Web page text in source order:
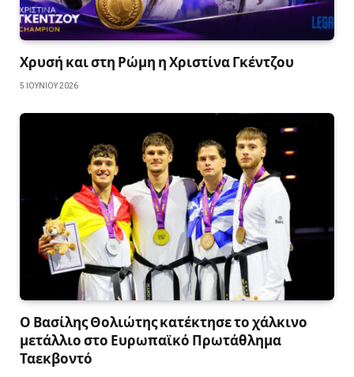
Χρυσή και στη Ρώμη η Χριστίνα Γκέντζου
5 ΙΟΥΝΊΟΥ 2026
Ο Βασίλης Θολιώτης κατέκτησε το χάλκινο
μετάλλιο στο Ευρωπαϊκό Πρωτάθλημα
Ταεκβοντό